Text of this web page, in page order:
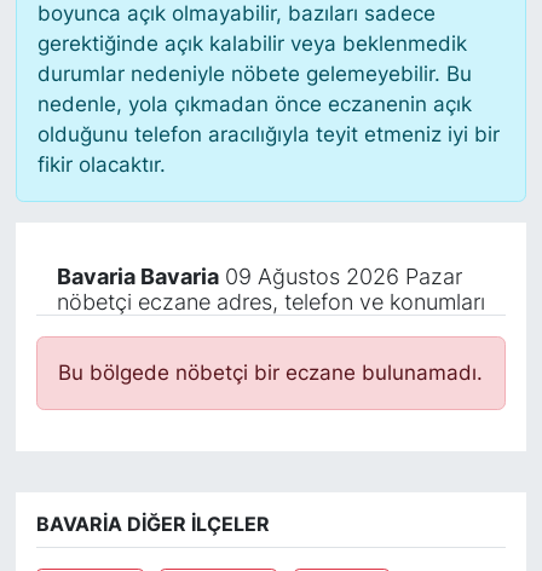
boyunca açık olmayabilir, bazıları sadece
gerektiğinde açık kalabilir veya beklenmedik
durumlar nedeniyle nöbete gelemeyebilir. Bu
nedenle, yola çıkmadan önce eczanenin açık
olduğunu telefon aracılığıyla teyit etmeniz iyi bir
fikir olacaktır.
Bavaria Bavaria09 Ağustos 2026 Pazar
nöbetçi eczane adres, telefon ve konumları
Bu bölgede nöbetçi bir eczane bulunamadı.
BAVARIA DIĞER İLÇELER